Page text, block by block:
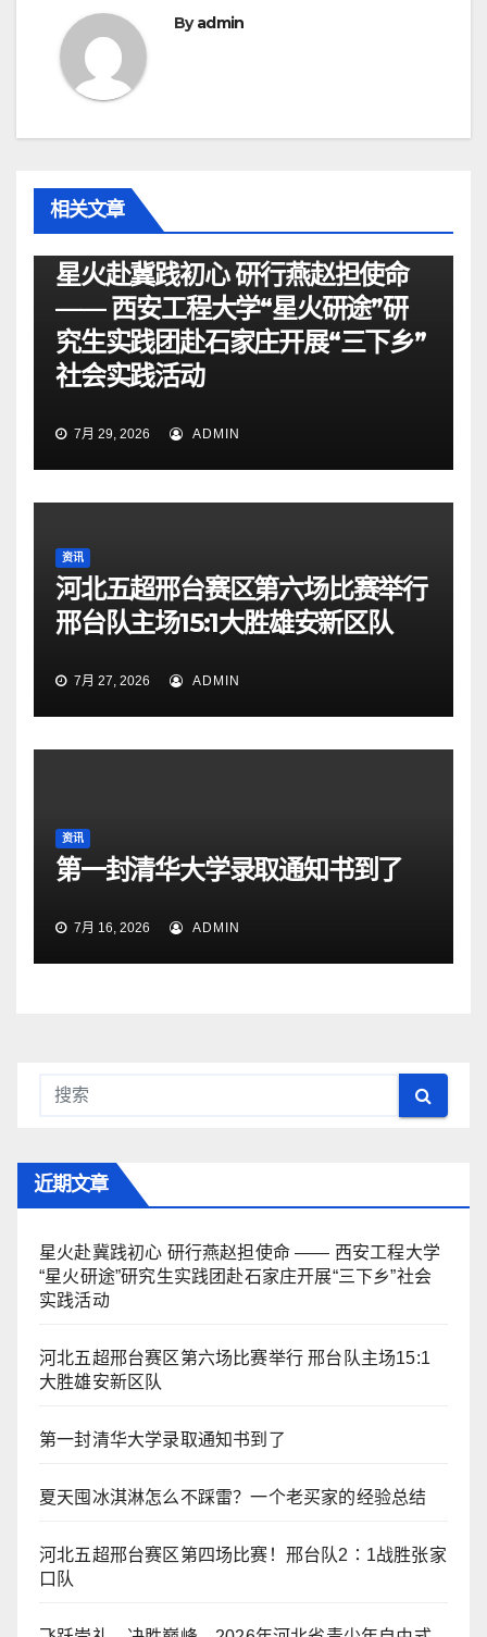
Byadmin
相关文章
星火赴冀践初心 研行燕赵担使命
—— 西安工程大学“星火研途”研
究生实践团赴石家庄开展“三下乡”
社会实践活动
7月 29, 2026 ADMIN
资讯
河北五超邢台赛区第六场比赛举行
邢台队主场15:1大胜雄安新区队
7月 27, 2026 ADMIN
资讯
第一封清华大学录取通知书到了
7月 16, 2026 ADMIN
近期文章
星火赴冀践初心 研行燕赵担使命 —— 西安工程大学
“星火研途”研究生实践团赴石家庄开展“三下乡”社会
实践活动
河北五超邢台赛区第六场比赛举行 邢台队主场15:1
大胜雄安新区队
第一封清华大学录取通知书到了
夏天囤冰淇淋怎么不踩雷？一个老买家的经验总结
河北五超邢台赛区第四场比赛！邢台队2∶1战胜张家
口队